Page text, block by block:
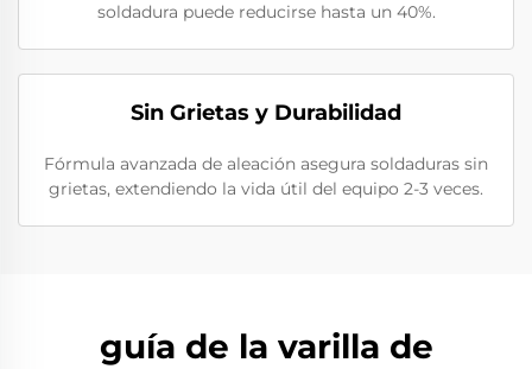
soldadura puede reducirse hasta un 40%.
Sin Grietas y Durabilidad
Fórmula avanzada de aleación asegura soldaduras sin
grietas, extendiendo la vida útil del equipo 2-3 veces.
guía de la varilla de